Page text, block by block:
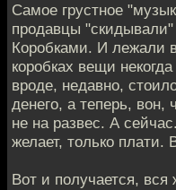
Самое грустное
продавцы
Коробками. И лежали
коробках вещи
вроде, недавно,
денего, а теперь, вон,
не на развес. А
желает, только плати.
Вот и получается,